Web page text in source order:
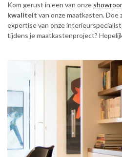
Kom gerust in een van onze
kwaliteit van onze maatkasten. Doe
expertise van onze
tijdens je maatkastenproject?